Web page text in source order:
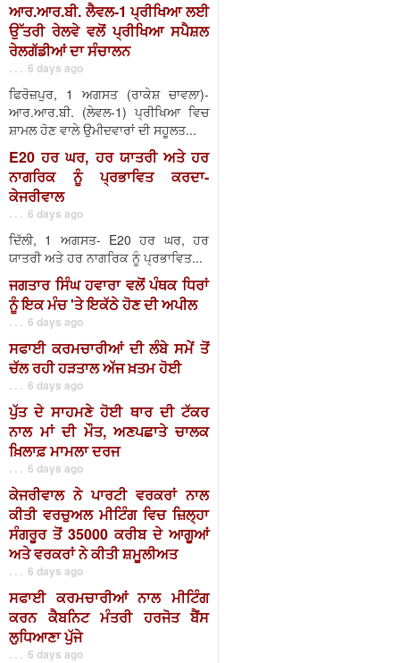
ਆਰ.ਆਰ.ਬੀ. ਲੈਵਲ-1 ਪ੍ਰੀਖਿਆ ਲਈ
ਉੱਤਰੀ ਰੇਲਵੇ ਵਲੋਂ ਪ੍ਰੀਖਿਆ ਸਪੈਸ਼ਲ
ਰੇਲਗੱਡੀਆਂ ਦਾ ਸੰਚਾਲਨ
. . . 6 days ago
ਫਿਰੋਜ਼ਪੁਰ, 1 ਅਗਸਤ (ਰਾਕੇਸ਼ ਚਾਵਲਾ)-
ਆਰ.ਆਰ.ਬੀ. (ਲੇਵਲ-1) ਪ੍ਰੀਖਿਆ ਵਿਚ
ਸ਼ਾਮਲ ਹੋਣ ਵਾਲੇ ਉਮੀਦਵਾਰਾਂ ਦੀ ਸਹੂਲਤ...
E20 ਹਰ ਘਰ, ਹਰ ਯਾਤਰੀ ਅਤੇ ਹਰ
ਨਾਗਰਿਕ ਨੂੰ ਪ੍ਰਭਾਵਿਤ ਕਰਦਾ-
ਕੇਜਰੀਵਾਲ
. . . 6 days ago
ਦਿੱਲੀ, 1 ਅਗਸਤ- E20 ਹਰ ਘਰ, ਹਰ
ਯਾਤਰੀ ਅਤੇ ਹਰ ਨਾਗਰਿਕ ਨੂੰ ਪ੍ਰਭਾਵਿਤ...
ਜਗਤਾਰ ਸਿੰਘ ਹਵਾਰਾ ਵਲੋਂ ਪੰਥਕ ਧਿਰਾਂ
ਨੂੰ ਇਕ ਮੰਚ 'ਤੇ ਇਕੱਠੇ ਹੋਣ ਦੀ ਅਪੀਲ
. . . 6 days ago
ਸਫਾਈ ਕਰਮਚਾਰੀਆਂ ਦੀ ਲੰਬੇ ਸਮੇਂ ਤੋਂ
ਚੱਲ ਰਹੀ ਹੜਤਾਲ ਅੱਜ ਖ਼ਤਮ ਹੋਈ
. . . 6 days ago
ਪੁੱਤ ਦੇ ਸਾਹਮਣੇ ਹੋਈ ਥਾਰ ਦੀ ਟੱਕਰ
ਨਾਲ ਮਾਂ ਦੀ ਮੌਤ, ਅਣਪਛਾਤੇ ਚਾਲਕ
ਖ਼ਿਲਾਫ਼ ਮਾਮਲਾ ਦਰਜ
. . . 6 days ago
ਕੇਜਰੀਵਾਲ ਨੇ ਪਾਰਟੀ ਵਰਕਰਾਂ ਨਾਲ
ਕੀਤੀ ਵਰਚੁਅਲ ਮੀਟਿੰਗ ਵਿਚ ਜ਼ਿਲ੍ਹਾ
ਸੰਗਰੂਰ ਤੋਂ 35000 ਕਰੀਬ ਦੇ ਆਗੂਆਂ
ਅਤੇ ਵਰਕਰਾਂ ਨੇ ਕੀਤੀ ਸ਼ਮੂਲੀਅਤ
. . . 6 days ago
ਸਫਾਈ ਕਰਮਚਾਰੀਆਂ ਨਾਲ ਮੀਟਿੰਗ
ਕਰਨ ਕੈਬਨਿਟ ਮੰਤਰੀ ਹਰਜੋਤ ਬੈਂਸ
ਲੁਧਿਆਣਾ ਪੁੱਜੇ
. . . 6 days ago